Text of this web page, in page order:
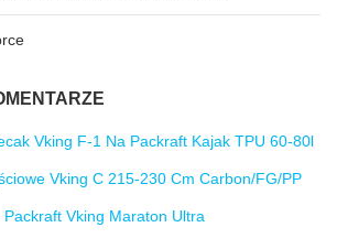
Vking F-1 Na Packraft Kajak TPU 60-80l
Vking C 215-230 Cm Carbon/FG/PP
Packraft Vking Maraton Ultra